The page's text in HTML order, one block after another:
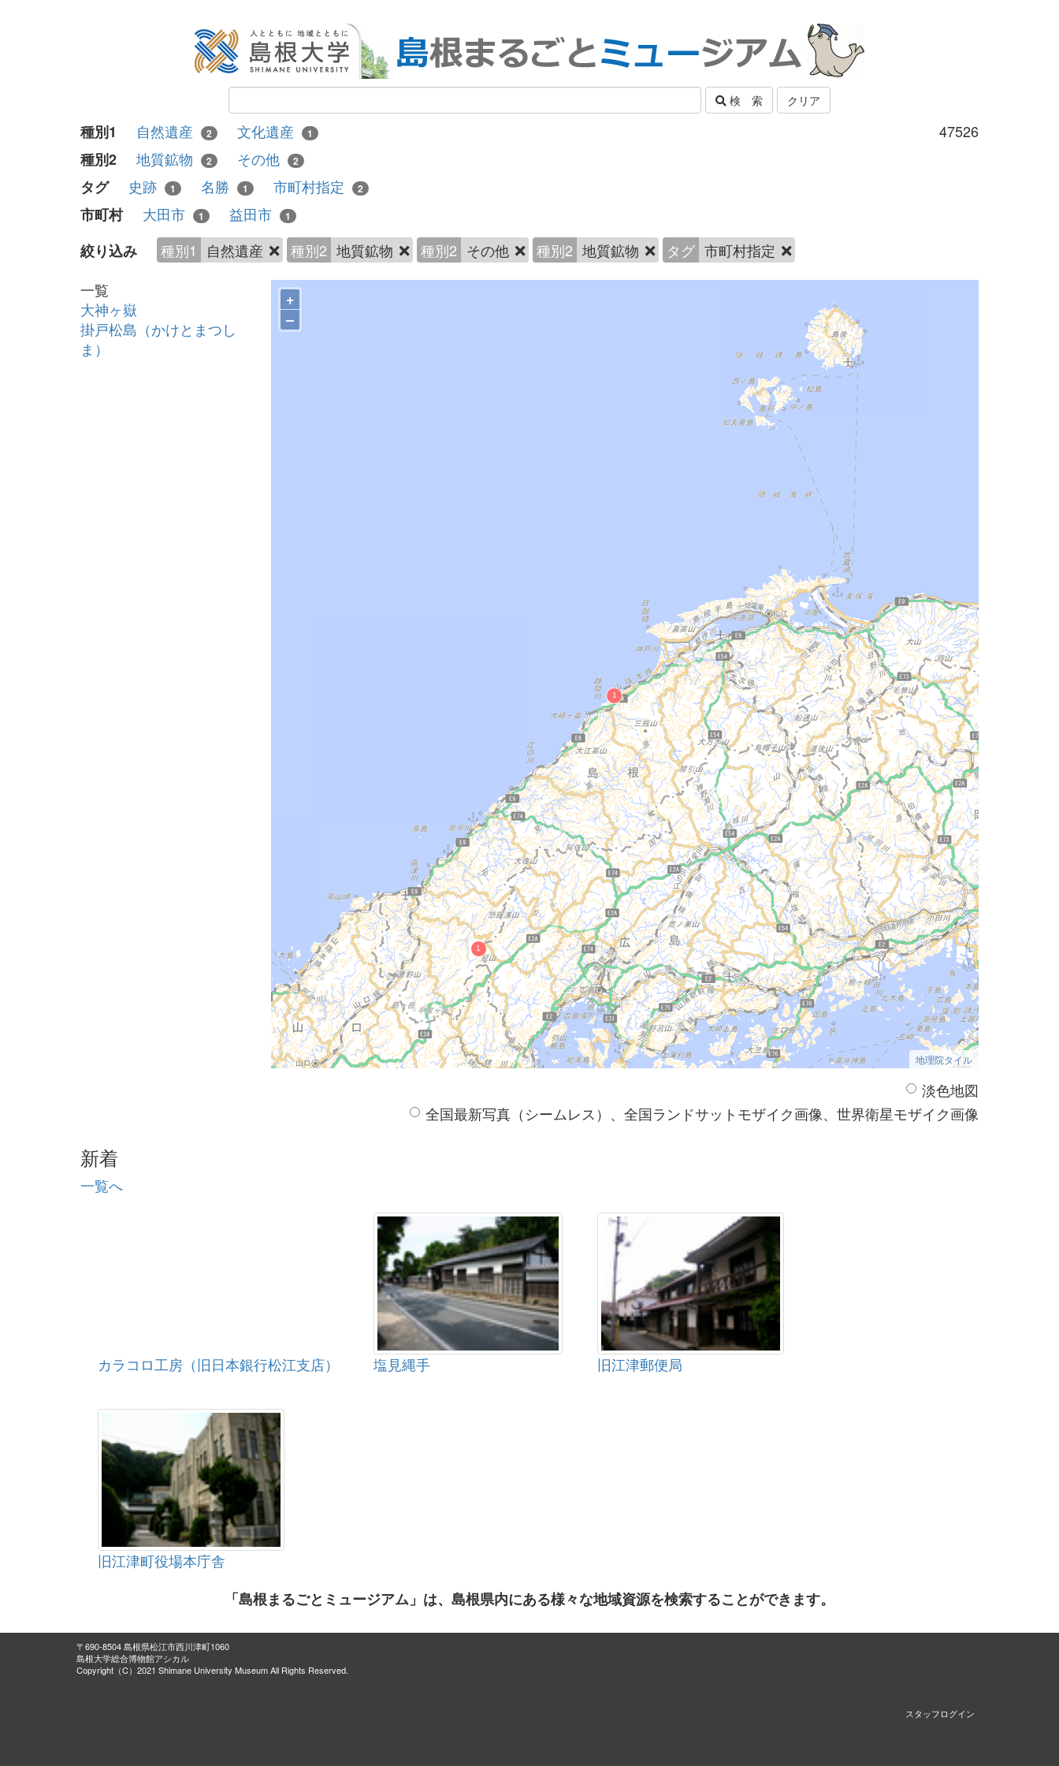
検 索 クリア
47526
種別1 自然遺産 2 文化遺産 1
種別2 地質鉱物 2 その他 2
タグ 史跡 1 名勝 1 市町村指定 2
市町村 大田市 1 益田市 1
絞り込み 種別1 自然遺産 種別2 地質鉱物 種別2 その他 種別2 地質鉱物 タグ 市町村指定
一覧
大神ヶ嶽
掛戸松島（かけとまつし
ま）
+
–
地理院タイル
淡色地図
全国最新写真（シームレス）、全国ランドサットモザイク画像、世界衛星モザイク画像
新着
一覧へ
カラコロ工房（旧日本銀行松江支店） 塩見縄手 旧江津郵便局
旧江津町役場本庁舎
「島根まるごとミュージアム」は、島根県内にある様々な地域資源を検索することができます。
〒690-8504 島根県松江市西川津町1060
島根大学総合博物館アシカル
Copyright（C）2021 Shimane University Museum All Rights Reserved.
スタッフログイン